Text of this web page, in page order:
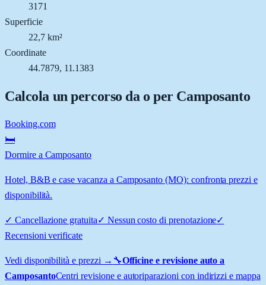
3171
Superficie
22,7 km²
Coordinate
44.7879, 11.1383
Calcola un percorso da o per Camposanto
Booking.com
🛏️
Dormire a Camposanto
Hotel, B&B e case vacanza a Camposanto (MO): confronta prezzi e
disponibilità.
✓ Cancellazione gratuita✓ Nessun costo di prenotazione✓
Recensioni verificate
Vedi disponibilità e prezzi → 🔧Officine e revisione auto a
CamposantoCentri revisione e autoriparazioni con indirizzi e mappa